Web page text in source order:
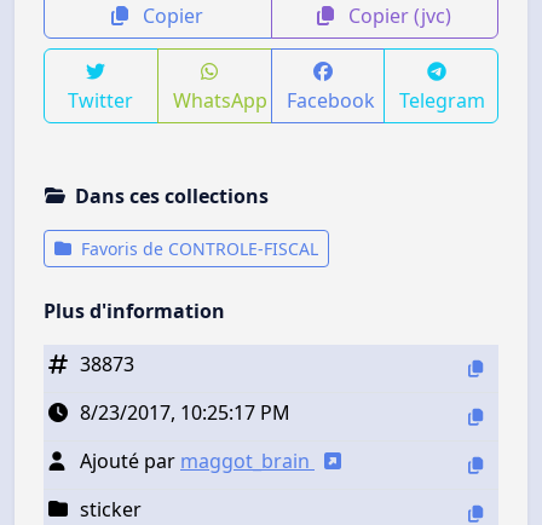
Copier Copier (jvc)
Twitter WhatsApp Facebook Telegram
Dans ces collections
Favoris de CONTROLE-FISCAL
Plus d'information
38873
8/23/2017, 10:25:17 PM
Ajouté par maggot_brain
sticker